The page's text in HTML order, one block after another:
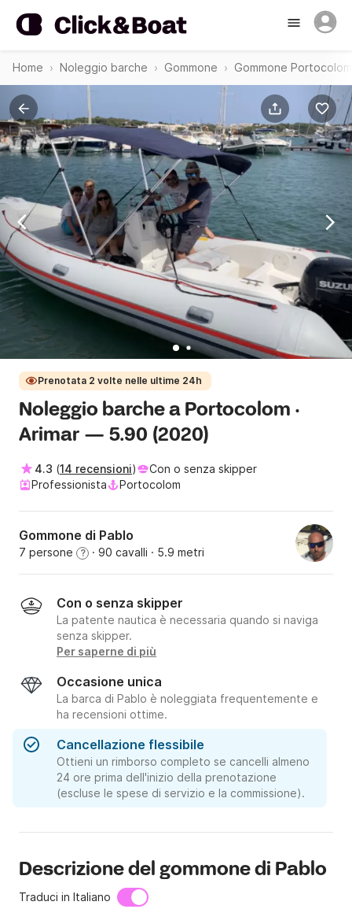
Home Noleggio barche Gommone Gommone Portocolom
Prenotata 2 volte nelle ultime 24h
Noleggio barche a Portocolom ·
Arimar — 5.90 (2020)
4.3 (14 recensioni)
Con o senza skipper
Professionista
Portocolom
Gommone di Pablo
7 persone ? · 90 cavalli · 5.9 metri
Con o senza skipper
La patente nautica è necessaria quando si naviga
senza skipper.
Per saperne di più
Occasione unica
La barca di Pablo è noleggiata frequentemente e
ha recensioni ottime.
Cancellazione flessibile
Ottieni un rimborso completo se cancelli almeno
24 ore prima dell'inizio della prenotazione
(escluse le spese di servizio e la commissione).
Descrizione del gommone di Pablo
Traduci in Italiano